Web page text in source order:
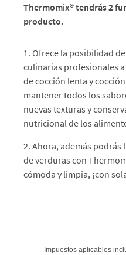
Thermomix® tendrás 2
producto. ​
1. Ofrece la posibilidad
culinarias profesionales
de cocción lenta y
mantener todos los
nuevas texturas y
nutricional de los
​2. Ahora, además
de verduras con
cómoda y limpia, ¡con
Impuestos aplicables